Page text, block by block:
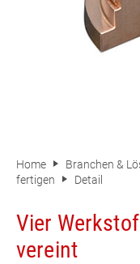
Home Branchen &
fertigen
Detail
Vier
vereint